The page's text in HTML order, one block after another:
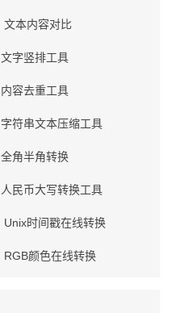
文本内容对比
文字竖排工具
内容去重工具
字符串文本压缩工具
全角半角转换
人民币大写转换工具
Unix时间戳在线转换
RGB颜色在线转换